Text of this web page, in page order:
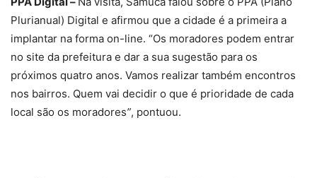
Plurianual) Digital e afirmou que a cidade é a primeira a
implantar na forma on-line. “Os moradores podem entrar
no site da prefeitura e dar a sua sugestão para os
próximos quatro anos. Vamos realizar também encontros
nos bairros. Quem vai decidir o que é prioridade de cada
local são os moradores”, pontuou.